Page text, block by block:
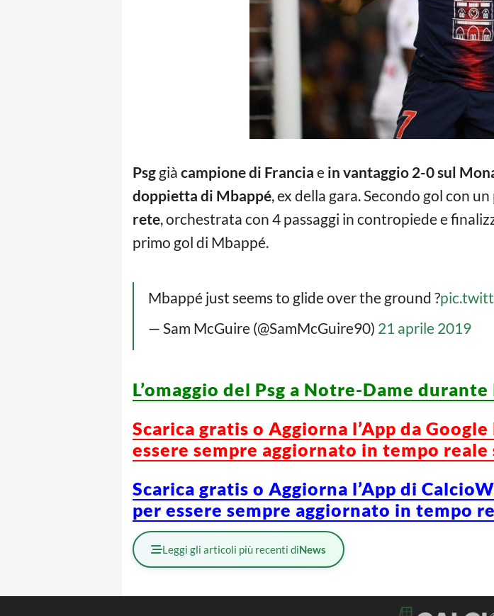
Psg già campione di Francia e in vantaggio 2-0 sul
doppietta di Mbappé, ex della gara. Secondo gol con
rete, orchestrata con 4 passaggi in contropiede e
primo gol di Mbappé.
Mbappé just seems to glide over the ground ?
— Sam McGuire (@SamMcGuire90) 21 aprile 2019
L’omaggio del Psg a Notre-Dame
Scarica gratis o Aggiorna l’App da
essere sempre aggiornato in tempo
Scarica gratis o Aggiorna l’App di
per essere sempre aggiornato in tempo
Leggi gli articoli più recenti diNews